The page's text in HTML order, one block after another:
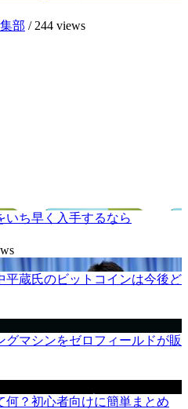
部 / 244 views
いち早く入手するなら
平蔵氏のビットコインは今後ど
グマシンをゼロフィールドが販
何？初心者向けに簡単まとめ